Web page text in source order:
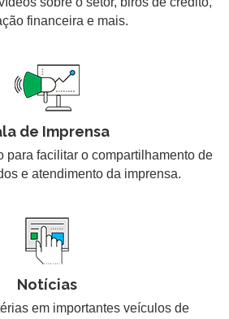
financeira e mais.
de Imprensa
para facilitar o compartilhamento de
e atendimento da imprensa.
Notícias
em importantes veículos de